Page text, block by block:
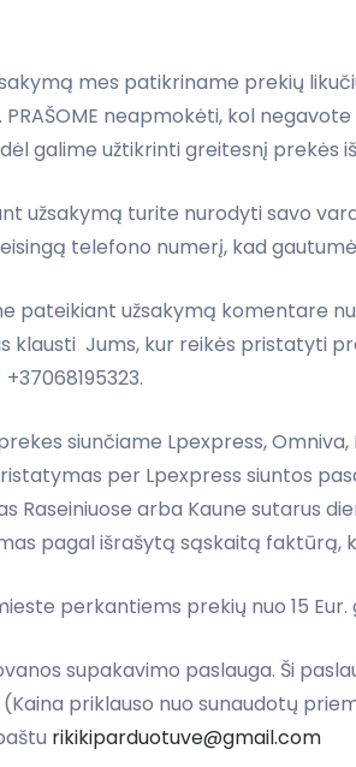
mes patikriname prekių
PRAŠOME neapmokėti, kol
galime užtikrinti greitesnį prekės
užsakymą turite nurodyti savo
telefono numerį, kad
pateikiant užsakymą komentare
klausti Jums, kur reikės pristatyti
prekes siunčiame Lpexpress,
per Lpexpress siuntos
Raseiniuose arba Kaune sutarus
pagal išrašytą sąskaitą faktūrą,
perkantiems prekių nuo 15
supakavimo paslauga. Ši
(Kaina priklauso nuo sunaudotų
rikikiparduotuve@gmail.com